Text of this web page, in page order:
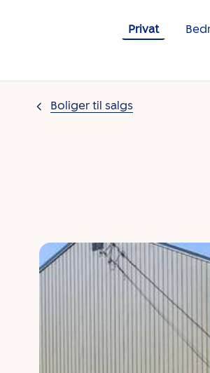
Privat
Boliger til salgs